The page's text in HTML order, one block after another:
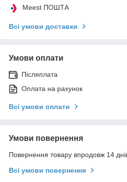
Meest ПОШТА
Всі умови доставки
Умови оплати
Післяплата
Оплата на рахунок
Всі умови оплати
Умови повернення
Повернення товару впродовж 14
Всі умови повернення